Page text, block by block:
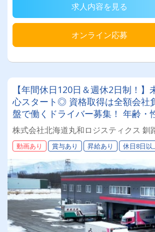
求人内容を見る
オンライン応募
【年間休日120日＆週休2日制！】
心スタート◎ 資格取得は全額会社
盤で働くドライバー募集！ 年齢・
躍できるお仕事です✨
株式会社北海道丸和ロジスティクス 釧
動画あり 賞与あり 昇給あり 休日8日以